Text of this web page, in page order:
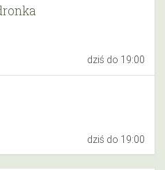
dziś do 19:00
dziś do 19:00